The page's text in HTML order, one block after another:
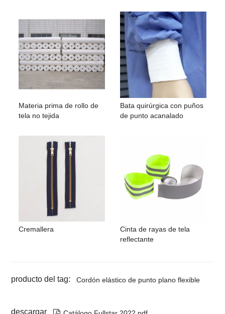
Materia prima de rollo de
tela no tejida
Bata quirúrgica con puños
de punto acanalado
Cremallera
Cinta de rayas de tela
reflectante
producto del tag: Cordón elástico de punto plano flexible
descargar